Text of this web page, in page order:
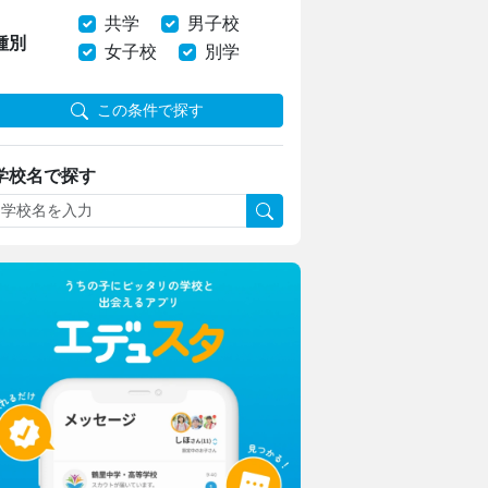
別
共学
男子校
女子校
別学
この条件で探す
校名で探す